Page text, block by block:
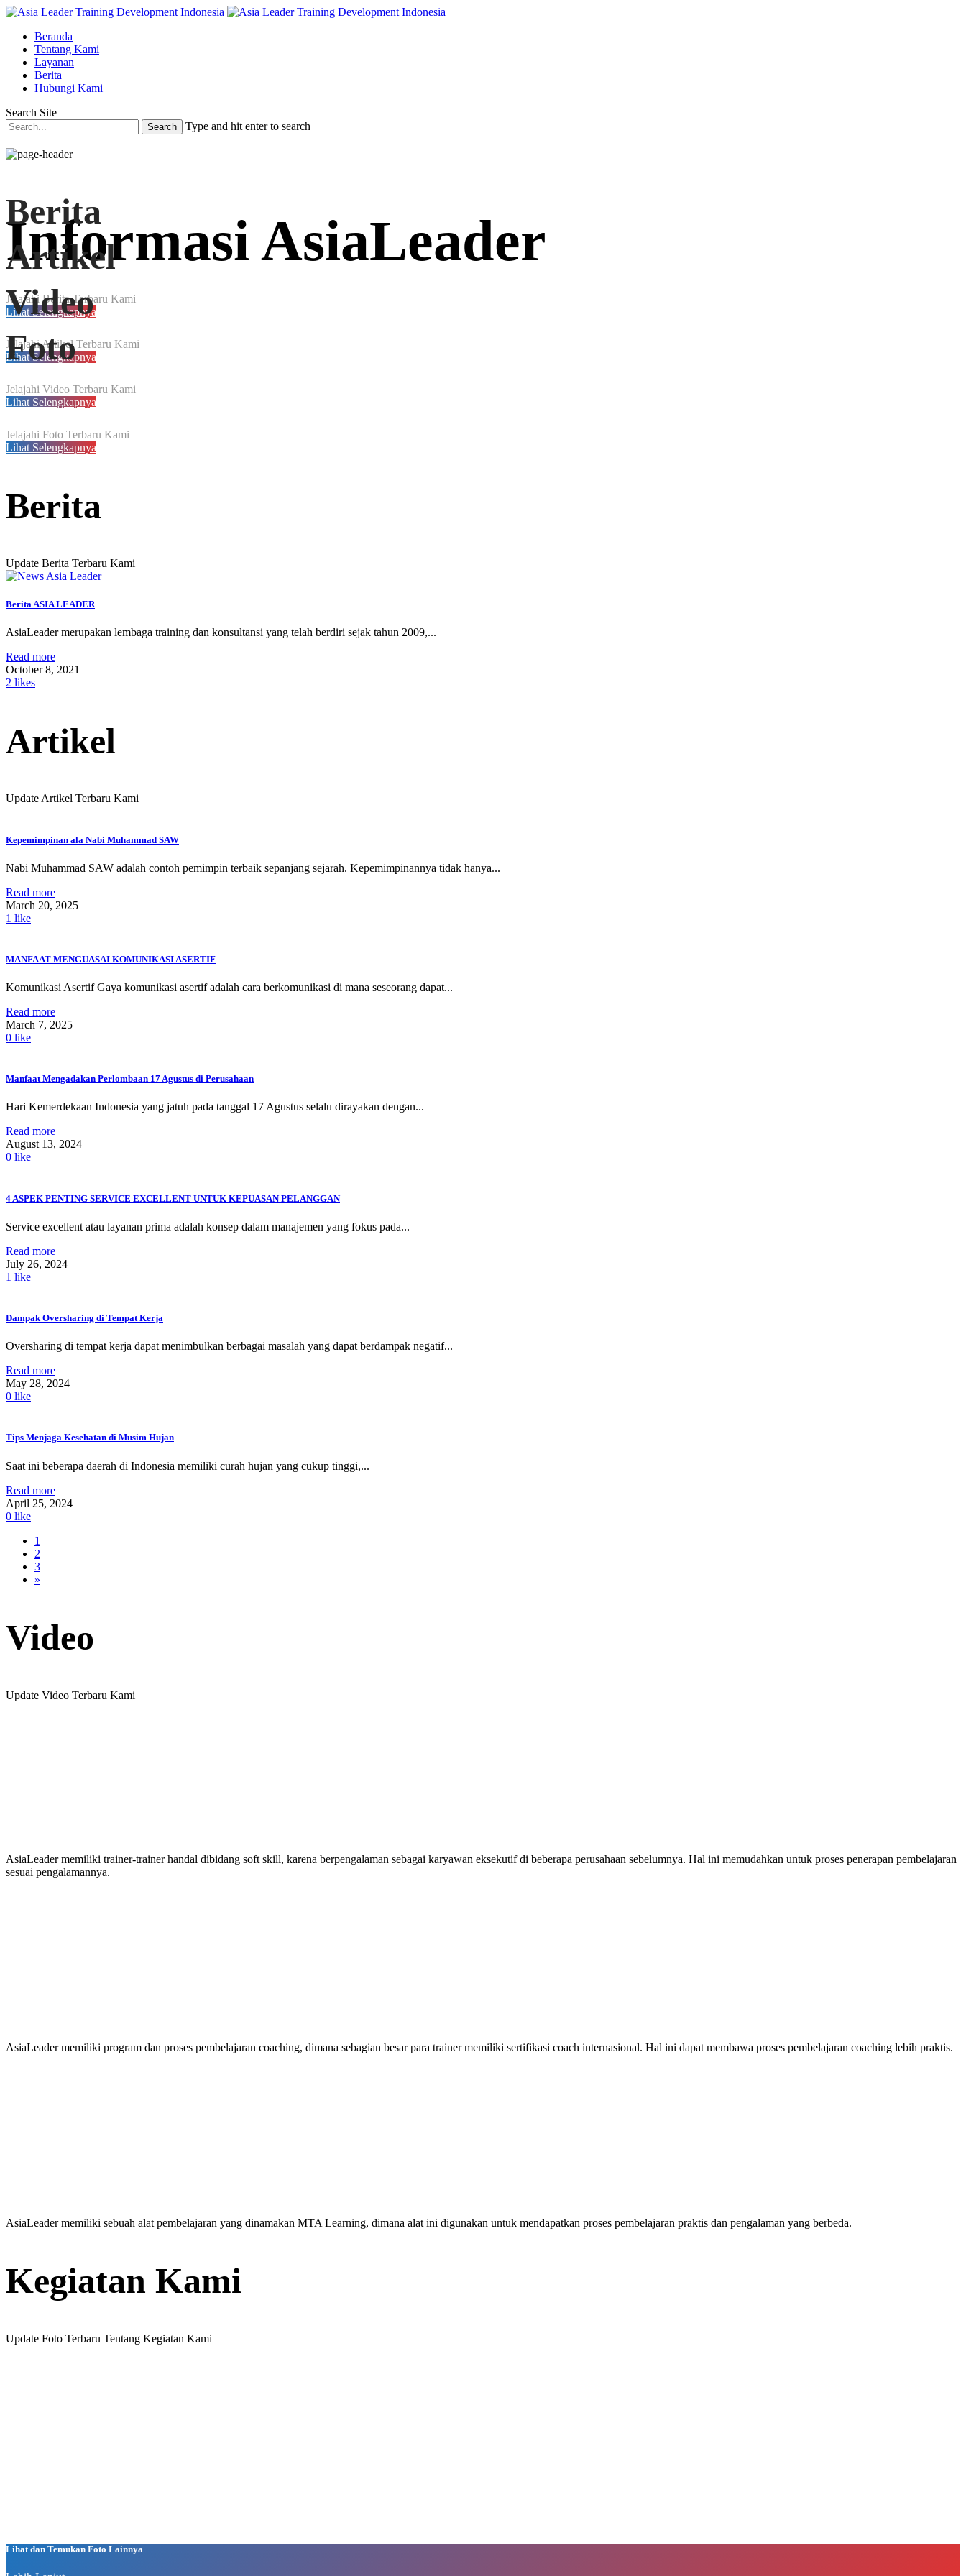
Beranda
Tentang Kami
Layanan
Berita
Hubungi Kami
Search Site
Type and hit enter to search
InformasiAsiaLeader
Berita
Jelajahi Berita Terbaru Kami
Lihat Selengkapnya
Artikel
Jelajahi Artikel Terbaru Kami
Lihat Selengkapnya
Video
Jelajahi Video Terbaru Kami
Lihat Selengkapnya
Foto
Jelajahi Foto Terbaru Kami
Lihat Selengkapnya
Berita
Update Berita Terbaru Kami
Berita ASIA LEADER
AsiaLeader merupakan lembaga training dan konsultansi yang telah berdiri sejak tahun 2009,...
Read more
October 8, 2021
2 likes
Artikel
Update Artikel Terbaru Kami
Kepemimpinan ala Nabi Muhammad SAW
Nabi Muhammad SAW adalah contoh pemimpin terbaik sepanjang sejarah. Kepemimpinannya tidak hanya...
Read more
March 20, 2025
1 like
MANFAAT MENGUASAI KOMUNIKASI ASERTIF
Komunikasi Asertif Gaya komunikasi asertif adalah cara berkomunikasi di mana seseorang dapat...
Read more
March 7, 2025
0 like
Manfaat Mengadakan Perlombaan 17 Agustus di Perusahaan
Hari Kemerdekaan Indonesia yang jatuh pada tanggal 17 Agustus selalu dirayakan dengan...
Read more
August 13, 2024
0 like
4 ASPEK PENTING SERVICE EXCELLENT UNTUK KEPUASAN PELANGGAN
Service excellent atau layanan prima adalah konsep dalam manajemen yang fokus pada...
Read more
July 26, 2024
1 like
Dampak Oversharing di Tempat Kerja
Oversharing di tempat kerja dapat menimbulkan berbagai masalah yang dapat berdampak negatif...
Read more
May 28, 2024
0 like
Tips Menjaga Kesehatan di Musim Hujan
Saat ini beberapa daerah di Indonesia memiliki curah hujan yang cukup tinggi,...
Read more
April 25, 2024
0 like
1
2
3
»
Video
Update Video Terbaru Kami
AsiaLeader memiliki trainer-trainer handal dibidang soft skill, karena berpengalaman sebagai karyawan eksekutif di beberapa perusahaan sebelumnya. Hal ini memudahkan untuk proses penerapan pembelajaran
sesuai pengalamannya.
AsiaLeader memiliki program dan proses pembelajaran coaching, dimana sebagian besar para trainer memiliki sertifikasi coach internasional. Hal ini dapat membawa proses pembelajaran coaching lebih praktis.
AsiaLeader memiliki sebuah alat pembelajaran yang dinamakan MTA Learning, dimana alat ini digunakan untuk mendapatkan proses pembelajaran praktis dan pengalaman yang berbeda.
Kegiatan Kami
Update Foto Terbaru Tentang Kegiatan Kami
Lihat dan Temukan Foto Lainnya